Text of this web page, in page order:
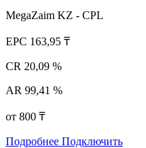
MegaZaim KZ - CPL
EPC 163,95 ₸
CR 20,09 %
AR 99,41 %
от 800 ₸
Подробнее Подключить